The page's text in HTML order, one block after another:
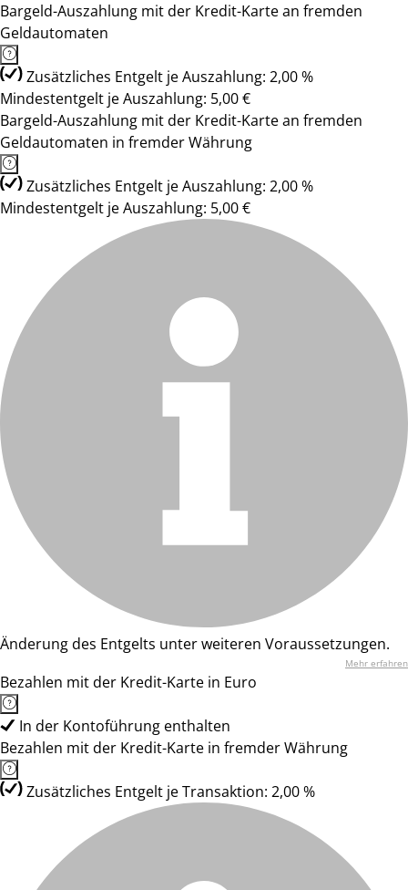
Bargeld-Auszahlung mit der Kredit-Karte an fremden
Geldautomaten
Zusätzliches Entgelt je Auszahlung: 2,00 %
Mindestentgelt je Auszahlung: 5,00 €
Bargeld-Auszahlung mit der Kredit-Karte an fremden
Geldautomaten in fremder Währung
Zusätzliches Entgelt je Auszahlung: 2,00 %
Mindestentgelt je Auszahlung: 5,00 €
Änderung des Entgelts unter weiteren Voraussetzungen.
Mehr erfahren
Bezahlen mit der Kredit-Karte in Euro
In der Kontoführung enthalten
Bezahlen mit der Kredit-Karte in fremder Währung
Zusätzliches Entgelt je Transaktion: 2,00 %